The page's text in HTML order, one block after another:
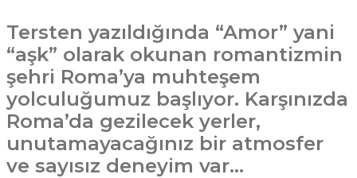
Tersten yazıldığında “Amor” yani
“aşk” olarak okunan romantizmin
şehri Roma’ya muhteşem
yolculuğumuz başlıyor. Karşınızda
Roma’da gezilecek yerler,
unutamayacağınız bir atmosfer
ve sayısız deneyim var…